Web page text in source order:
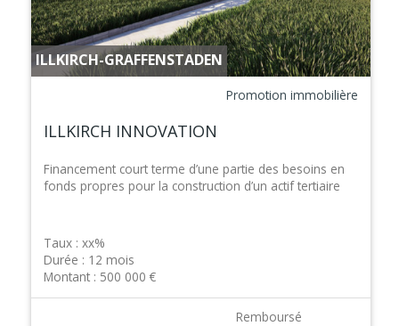
ILLKIRCH-GRAFFENSTADEN
Promotion immobilière
ILLKIRCH INNOVATION
Financement court terme d’une partie des besoins en
fonds propres pour la construction d’un actif tertiaire
Taux : xx%
Durée : 12 mois
Montant : 500 000 €
Remboursé